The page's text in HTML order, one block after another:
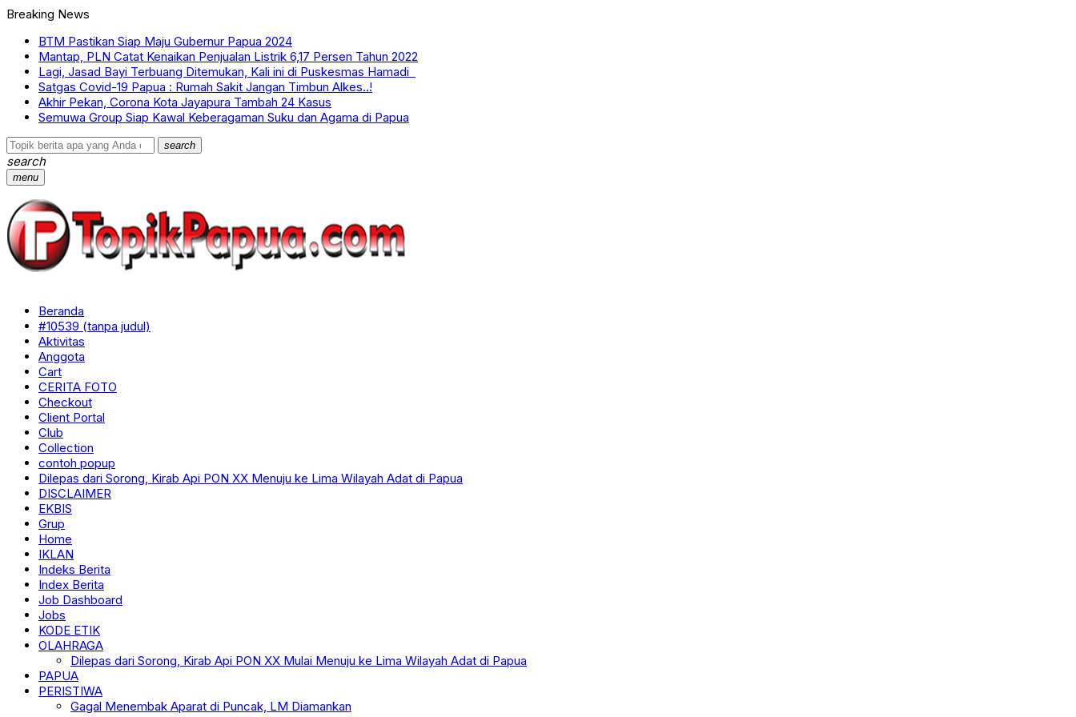
Breaking News
BTM Pastikan Siap Maju Gubernur Papua 2024
Mantap, PLN Catat Kenaikan Penjualan Listrik 6,17 Persen Tahun 2022
Lagi, Jasad Bayi Terbuang Ditemukan, Kali ini di Puskesmas Hamadi
Satgas Covid-19 Papua : Rumah Sakit Jangan Timbun Alkes..!
Akhir Pekan, Corona Kota Jayapura Tambah 24 Kasus
Semuwa Group Siap Kawal Keberagaman Suku dan Agama di Papua
search
search
menu
Beranda
#10539 (tanpa judul)
Aktivitas
Anggota
Cart
CERITA FOTO
Checkout
Client Portal
Club
Collection
contoh popup
Dilepas dari Sorong, Kirab Api PON XX Menuju ke Lima Wilayah Adat di Papua
DISCLAIMER
EKBIS
Grup
Home
IKLAN
Indeks Berita
Index Berita
Job Dashboard
Jobs
KODE ETIK
OLAHRAGA
Dilepas dari Sorong, Kirab Api PON XX Mulai Menuju ke Lima Wilayah Adat di Papua
PAPUA
PERISTIWA
Gagal Menembak Aparat di Puncak, LM Diamankan